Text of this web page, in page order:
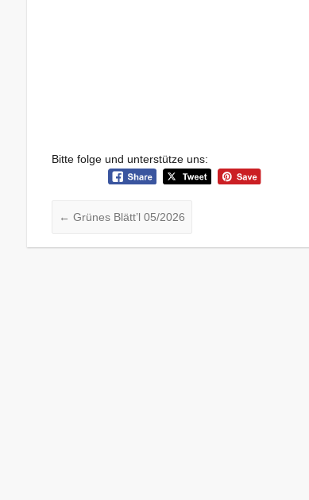
Bitte folge und unterstütze uns:
← Grünes Blätt’l 05/2026